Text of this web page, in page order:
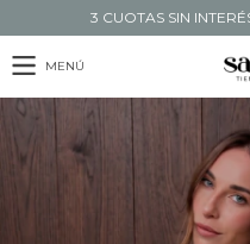
3 CUOTAS SIN
MENÚ